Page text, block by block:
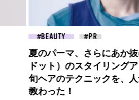
FASHION
【PRADA × NI-
る、ニューモード